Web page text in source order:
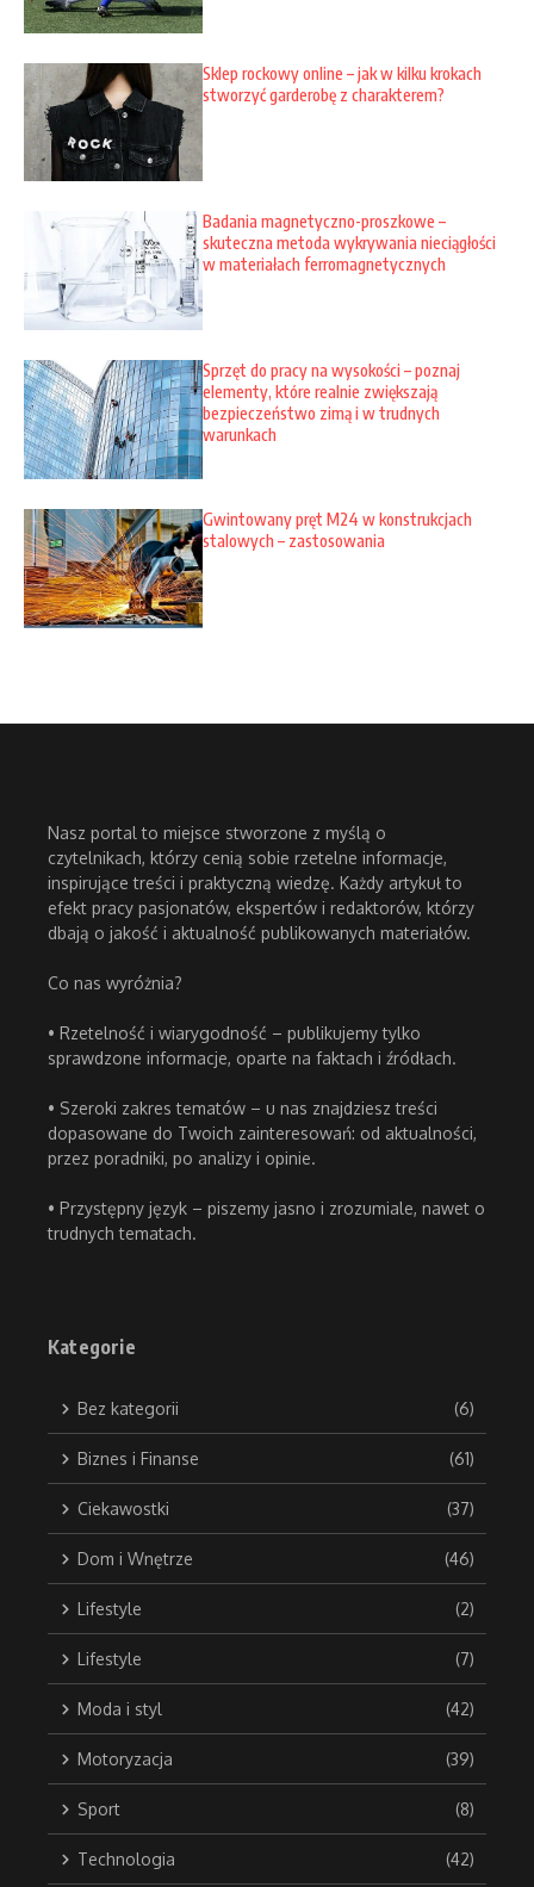
Sklep rockowy online – jak w kilku krokach
stworzyć garderobę z charakterem?
Badania magnetyczno-proszkowe –
skuteczna metoda wykrywania nieciągłości
w materiałach ferromagnetycznych
Sprzęt do pracy na wysokości – poznaj
elementy, które realnie zwiększają
bezpieczeństwo zimą i w trudnych
warunkach
Gwintowany pręt M24 w konstrukcjach
stalowych – zastosowania
Nasz portal to miejsce stworzone z myślą o
czytelnikach, którzy cenią sobie rzetelne informacje,
inspirujące treści i praktyczną wiedzę. Każdy artykuł to
efekt pracy pasjonatów, ekspertów i redaktorów, którzy
dbają o jakość i aktualność publikowanych materiałów.
Co nas wyróżnia?
• Rzetelność i wiarygodność – publikujemy tylko
sprawdzone informacje, oparte na faktach i źródłach.
• Szeroki zakres tematów – u nas znajdziesz treści
dopasowane do Twoich zainteresowań: od aktualności,
przez poradniki, po analizy i opinie.
• Przystępny język – piszemy jasno i zrozumiale, nawet o
trudnych tematach.
Kategorie
Bez kategorii (6)
Biznes i Finanse (61)
Ciekawostki (37)
Dom i Wnętrze (46)
Lifestyle (2)
Lifestyle (7)
Moda i styl (42)
Motoryzacja (39)
Sport (8)
Technologia (42)